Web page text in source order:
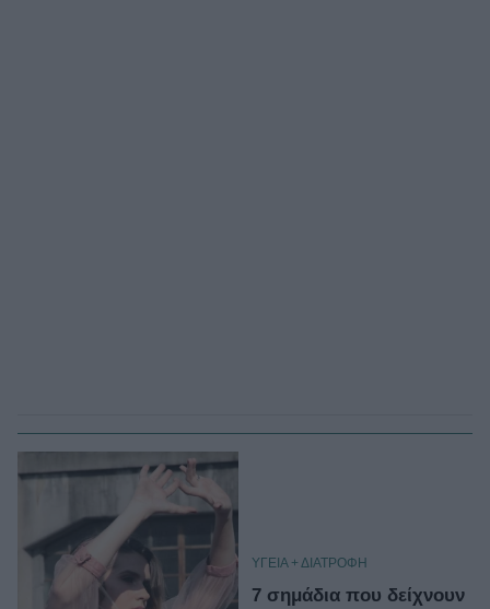
ΥΓΕΙΑ + ΔΙΑΤΡΟΦΗ
7 σημάδια που δείχνουν